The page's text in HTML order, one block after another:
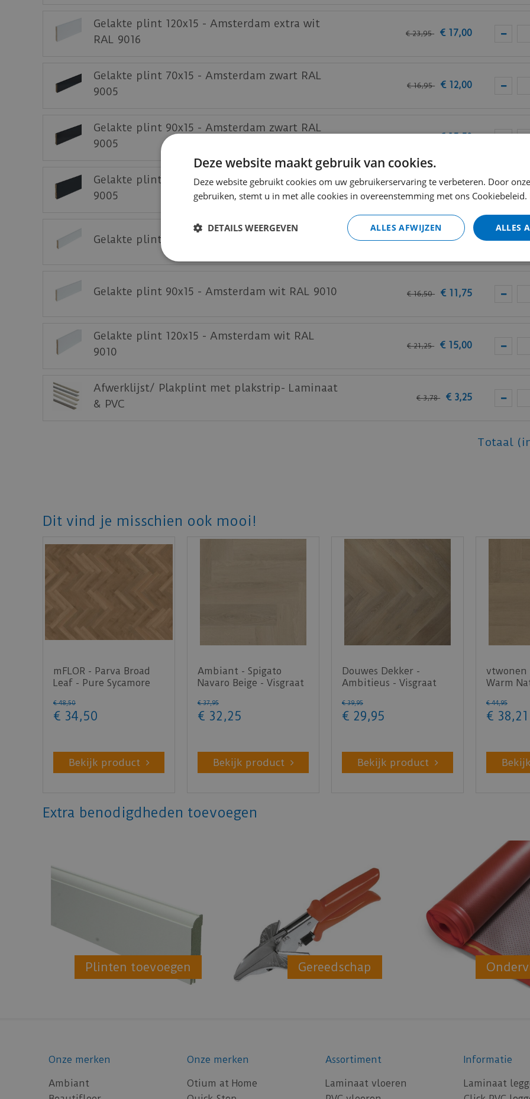
Gelakte plint 120x15 - Amsterdam extra wit
RAL 9016
€ 23,95 € 17,00
Gelakte plint 70x15 - Amsterdam zwart RAL
9005
€ 16,95 € 12,00
Gelakte plint 90x15 - Amsterdam zwart RAL
9005
€ 15,50
Gelakte plint 120x15 - Amsterdam zwart RAL
9005
,50 € 19,50
Gelakte plint 70x15 - Amsterdam wit RAL 9010 € 13,25 € 9,
Gelakte plint 90x15 - Amsterdam wit RAL 9010 € 16,50 € 11,75
Gelakte plint 120x15 - Amsterdam wit RAL
9010
€ 21,25 € 15,00
Afwerklijst/ Plakplint met plakstrip- Laminaat
& PVC
€ 3,78 € 3,25
Totaal
Dit vind je misschien ook mooi!
mFLOR - Parva Broad
Leaf - Pure Sycamore
€ 48,50
€ 34,50
Bekijk product
Ambiant - Spigato
Navaro Beige - Visgraat
€ 37,95
€ 32 ,25
Bekijk product
Douwes Dekker -
Ambitieus - Visgraat
PVC)
€ 39,95
€ 29,95
Bekijk product
vtwonen
Warm
€ 44,95
€ 38,21
Extra benodigdheden toevoegen
Plinten toevoegen Gereedschap
Onze merken
Ambiant
Onze merken
Otium at Home
Assortiment
Laminaat vloeren
Informatie
Laminaat
Deze website maakt gebruik van cookies.
Deze website gebruikt cookies om uw gebruikerservaring te verbeteren. Door
gebruiken, stemt u in met alle cookies in overeenstemming met ons Cookiebeleid.
ALLES
ALLES AFWIJZEN
DETAILS WEERGEVEN